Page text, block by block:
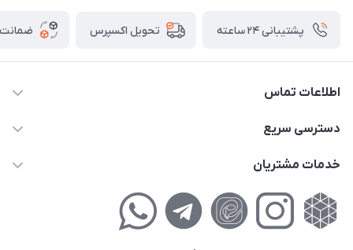
پشتیبانی ۲۴ ساعته تحویل اکسپرس ضمانت
اطلاعات تماس
02177111474
کوچه گلریز 4 غربی ، پلاک 13
دسترسی سریع
حساب کاربری
لیست محصولات
خدمات مشتریان
راهنمای‌خرید‌آنلاین
حریم خصوصی